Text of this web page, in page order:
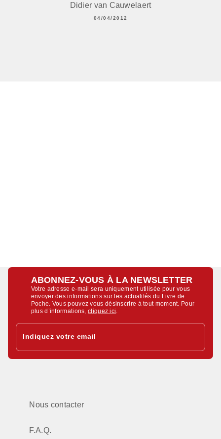
Didier van Cauwelaert
04/04/2012
ABONNEZ-VOUS À LA NEWSLETTER
Votre adresse e-mail sera uniquement utilisée pour vous
envoyer des informations sur les actualités du Livre de
Poche. Vous pouvez vous désinscrire à tout moment. Pour
plus d’informations,cliquez ici
Indiquez votre email
Nous contacter
F.A.Q.